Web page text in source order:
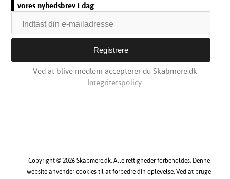
vores nyhedsbrev i dag
Ved at blive medlem accepterer du Skabmere.dk
Integritetspolicy.
Copyright © 2026 Skabmere.dk. Alle rettigheder forbeholdes. Denne
website anvender cookies til at forbedre din oplevelse. Ved at bruge